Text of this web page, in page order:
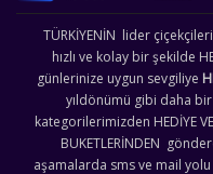
TÜRKİYENİN lider
hızlı ve kolay bir şekilde
günlerinize uygun sevgiliye
yıldönümü gibi daha
kategorilerimizden HEDİYE
BUKETLERİNDEN
aşamalarda sms ve mail yolu